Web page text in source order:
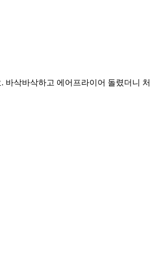
바삭바삭하고 에어프라이어 돌렸더니